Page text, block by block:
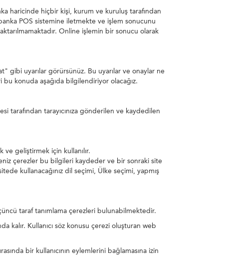
haricinde hiçbir kişi, kurum ve kuruluş tarafından
POS sistemine iletmekte ve işlem sonucunu
Online işlemin bir sonucu olarak
gibi uyarılar görürsünüz. Bu uyarılar ve onaylar ne
bu konuda aşağıda bilgilendiriyor olacağız.
tarafından tarayıcınıza gönderilen ve kaydedilen
ve geliştirmek için kullanılır.
çerezler bu bilgileri kaydeder ve bir sonraki site
kullanacağınız dil seçimi, Ülke seçimi, yapmış
taraf tanımlama çerezleri bulunabilmektedir.
kalır. Kullanıcı söz konusu çerezi oluşturan web
bir kullanıcının eylemlerini bağlamasına izin